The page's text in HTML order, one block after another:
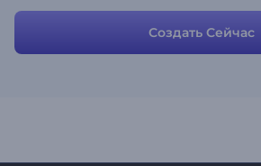
добавить любую информацию в свою
продвижение для цифрового продукта...
лучше?
Создать Сейчас